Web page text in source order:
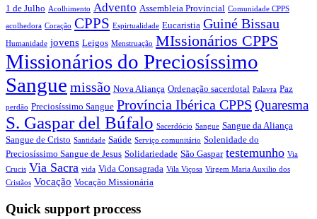
1 de Julho Acolhimento Advento Assembleia Provincial Comunidade CPPS
acolhedora Coração CPPS Espirtualidade Eucaristia Guiné Bissau
Humanidade jovens Leigos Menstruação MIssionários CPPS
Missionários do Preciosíssimo
Sangue missão Nova Aliança Ordenação sacerdotal Palavra Paz
perdão Preciosíssimo Sangue Província Ibérica CPPS Quaresma
S. Gaspar del Búfalo Sacerdócio Sangue Sangue da Aliança
Sangue de Cristo Santidade Saúde Serviço comunitário Solenidade do
Preciosíssimo Sangue de Jesus Solidariedade São Gaspar testemunho Via
Crucis Via Sacra vida Vida Consagrada Vila Viçosa Virgem Maria Auxilio dos
Cristãos Vocação Vocação Missionária
Quick support proccess